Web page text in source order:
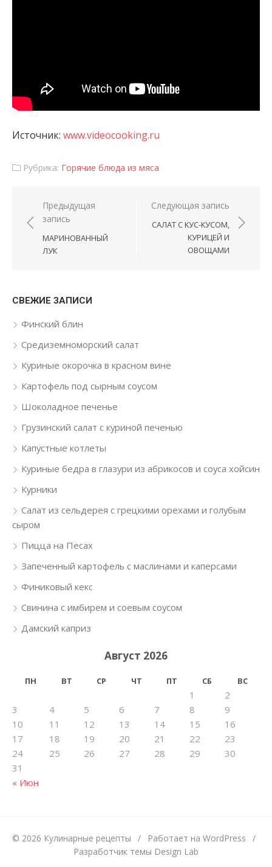
Источник: www.videocooking.ru
Рубрика: Горячие блюда из мяса
Навигация по записям
Предыдущая
запись
МАРИНОВАННЫЙ
ЛУК
Следующая запись
САЛАТ С КУС-КУСОМ,
КУРИЦЕЙ И
ОВОЩАМИ
СВЕЖИЕ ЗАПИСИ
Финский блин
Средиземноморский салат
Куриные окорочка в красном вине
Картофель под сырным соусом
Шоколадное печенье
Грузинский салат с куриной печенью
Капустные котлеты
Куриные бедра в глазури из абрикосов и соуса хойсин
Курники
Салат из сельдерея с грецкими орехами и голубым
сыром
Пицца на Песах
Запеченный картофель с маслинами и каперсами
Финиковый кекс
Свинина с имбирем и соевым соусом
Дамский каприз
Август 2026
ПН ВТ СР ЧТ ПТ СБ ВС
« Июн
1
2
3
4 5 6 7 8
9
10
11 12 13 14 15
16
17
18 19 20 21 22
23
24
25 26 27 28 29
30
31
© 2026 Кулинарные рецепты / Работает на WordPress
/
Разработчик темы Design Lab